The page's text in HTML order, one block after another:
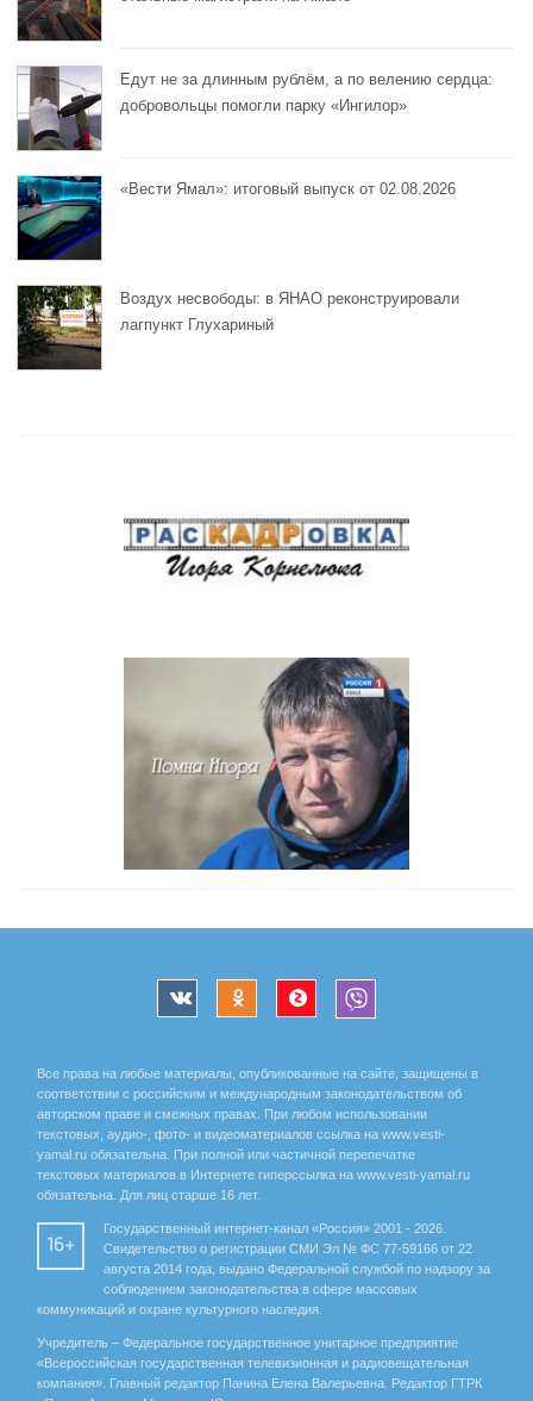
Едут не за длинным рублём, а по велению сердца:
добровольцы помогли парку «Ингилор»
«Вести Ямал»: итоговый выпуск от 02.08.2026
Воздух несвободы: в ЯНАО реконструировали
лагпункт Глухариный
Все права на любые материалы, опубликованные на сайте, защищены в
соответствии с российским и международным законодательством об
авторском праве и смежных правах. При любом использовании
текстовых, аудио-, фото- и видеоматериалов ссылка на www.vesti-
yamal.ru обязательна. При полной или частичной перепечатке
текстовых материалов в Интернете гиперссылка на www.vesti-yamal.ru
обязательна. Для лиц старше 16 лет.
16+
Государственный интернет-канал «Россия» 2001 - 2026.
Свидетельство о регистрации СМИ Эл № ФС 77-59166 от 22
августа 2014 года, выдано Федеральной службой по надзору за
соблюдением законодательства в сфере массовых
коммуникаций и охране культурного наследия.
Учредитель – Федеральное государственное унитарное предприятие
«Всероссийская государственная телевизионная и радиовещательная
компания». Главный редактор Панина Елена Валерьевна. Редактор ГТРК